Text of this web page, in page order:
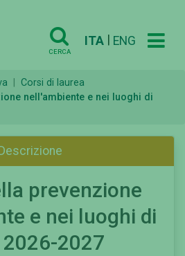
CERCA
ITA ENG
Corsi di laurea
nell'ambiente e nei luoghi di
Descrizione
prevenzione
e nei luoghi di
2026-2027